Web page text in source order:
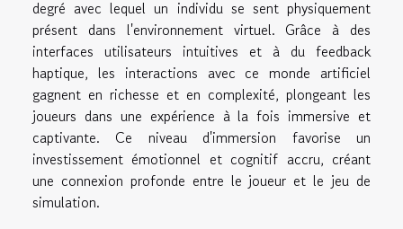
degré avec lequel un individu se sent physiquement
présent dans l'environnement virtuel. Grâce à des
interfaces utilisateurs intuitives et à du feedback
haptique, les interactions avec ce monde artificiel
gagnent en richesse et en complexité, plongeant les
joueurs dans une expérience à la fois immersive et
captivante. Ce niveau d'immersion favorise un
investissement émotionnel et cognitif accru, créant
une connexion profonde entre le joueur et le jeu de
simulation.